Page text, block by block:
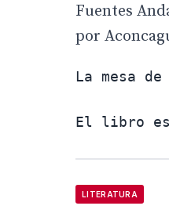
Fuentes
por
La mesa
LITERATURA